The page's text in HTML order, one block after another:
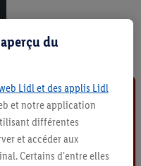
du
Lidl et des applis Lidl
et notre application
différentes
et accéder aux
Certains d'entre elles